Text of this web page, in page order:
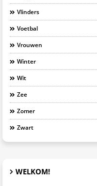
Vlinders
Voetbal
Vrouwen
Winter
Wit
Zee
Zomer
Zwart
WELKOM!